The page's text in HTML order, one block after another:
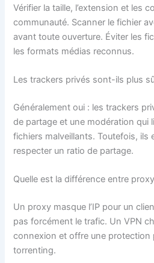
Vérifier la taille, l’extension et les
communauté. Scanner le fichier
avant toute ouverture. Éviter les
les formats médias reconnus.
Les trackers privés sont-ils plus
Généralement oui : les trackers
de partage et une modération qui
fichiers malveillants. Toutefois, ils
respecter un ratio de partage.
Quelle est la différence entre
Un proxy masque l’IP pour un
pas forcément le trafic. Un VPN
connexion et offre une protection
torrenting.